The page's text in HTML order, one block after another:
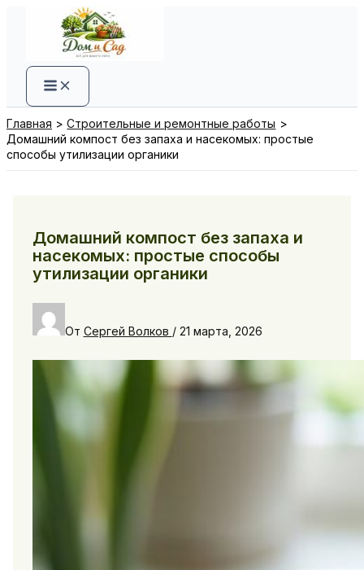
содержимому
Главная
Строительные и ремонтные работы
Домашний компост без запаха и насекомых: простые
способы утилизации органики
Домашний компост без запаха и
насекомых: простые способы
утилизации органики
От Сергей Волков / 21 марта, 2026